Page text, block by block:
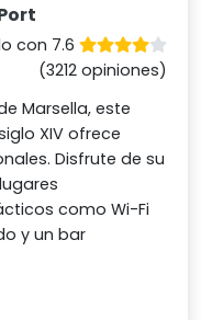
con 7.6
(3212 opiniones)
Marsella, este
XIV ofrece
Disfrute de su
como Wi-Fi
y un bar